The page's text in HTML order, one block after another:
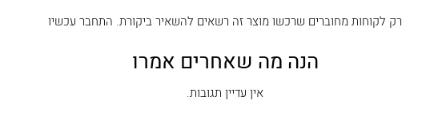
רק לקוחות מחוברים שרכשו מוצר זה רשאים להשאיר ביקורת. התחבר עכשיו
הנה מה שאחרים אמרו
אין עדיין תגובות.